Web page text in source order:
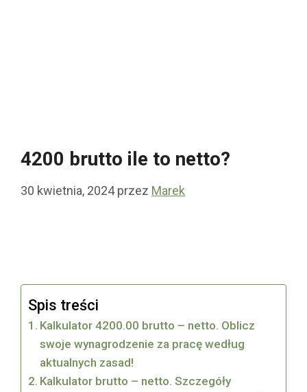
4200 brutto ile to netto?
30 kwietnia, 2024 przez Marek
Spis treści
Kalkulator 4200.00 brutto – netto. Oblicz
swoje wynagrodzenie za pracę według
aktualnych zasad!
Kalkulator brutto – netto. Szczegóły